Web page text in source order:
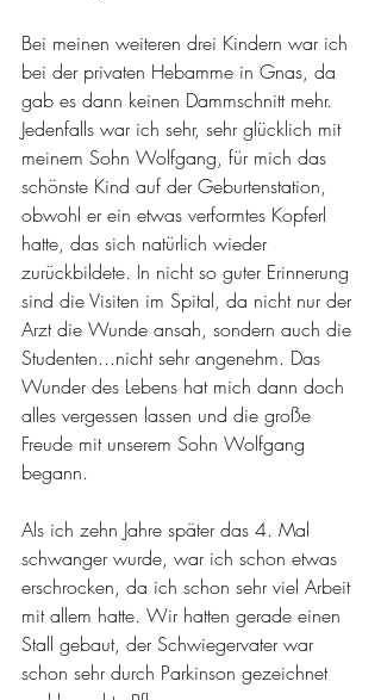
Bei meinen weiteren drei Kindern war ich
bei der privaten Hebamme in Gnas, da
gab es dann keinen Dammschnitt mehr.
Jedenfalls war ich sehr, sehr glücklich mit
meinem Sohn Wolfgang, für mich das
schönste Kind auf der Geburtenstation,
obwohl er ein etwas verformtes Kopferl
hatte, das sich natürlich wieder
zurückbildete. In nicht so guter Erinnerung
sind die Visiten im Spital, da nicht nur der
Arzt die Wunde ansah, sondern auch die
Studenten...nicht sehr angenehm. Das
Wunder des Lebens hat mich dann doch
alles vergessen lassen und die große
Freude mit unserem Sohn Wolfgang
begann.
Als ich zehn Jahre später das 4. Mal
schwanger wurde, war ich schon etwas
erschrocken, da ich schon sehr viel Arbeit
mit allem hatte. Wir hatten gerade einen
Stall gebaut, der Schwiegervater war
schon sehr durch Parkinson gezeichnet